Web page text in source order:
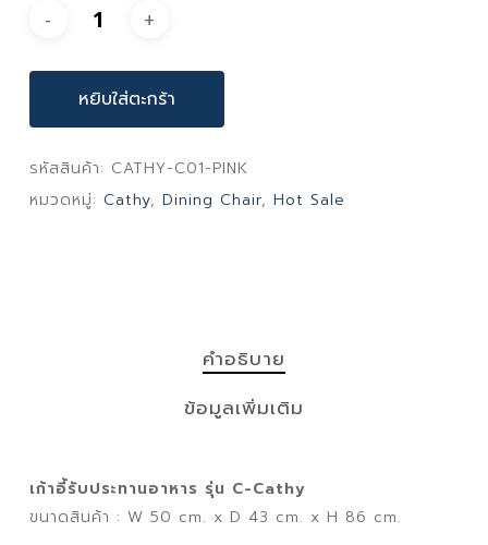
หยิบใส่ตะกร้า
รหัสสินค้า: CATHY-C01-PINK
หมวดหมู่: Cathy, Dining Chair, Hot Sale
คำอธิบาย
ข้อมูลเพิ่มเติม
เก้าอี้รับประทานอาหาร รุ่น C-Cathy
ขนาดสินค้า : W 50 cm. x D 43 cm. x H 86 cm.